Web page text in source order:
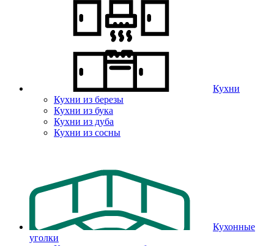
Кухни
Кухни из березы
Кухни из бука
Кухни из дуба
Кухни из сосны
Кухонные
уголки